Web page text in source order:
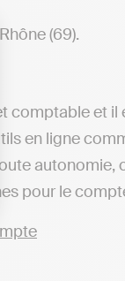
vos Options
(69).
comptable et
en ligne
autonomie,
pour le